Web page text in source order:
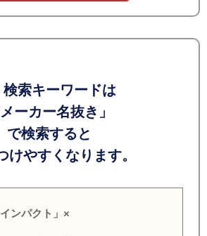
索キーワードは
メーカー名抜き」
で検索すると
やすくなります。
ンパクト」×